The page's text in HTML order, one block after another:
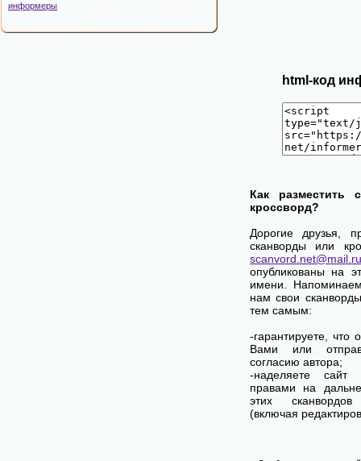
информеры
html-код
Как разместить
кроссворд?
Дорогие друзья,
сканворды или
scanvord.net@mail.ru
опубликованы на
имени.
нам свои
тем самым:
-гарантируете, что
Вами или
согласию автора;
-наделяете сайт
правами на
этих
(включая